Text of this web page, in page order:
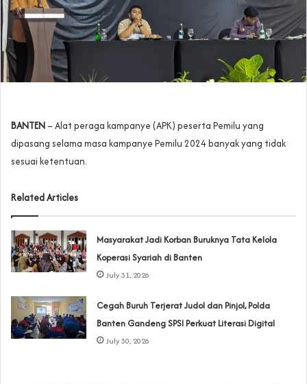
BANTEN – Alat peraga kampanye (APK) peserta Pemilu yang
dipasang selama masa kampanye Pemilu 2024 banyak yang tidak
sesuai ketentuan.
Related Articles
‎Masyarakat Jadi Korban Buruknya Tata Kelola
Koperasi Syariah di Banten
July 31, 2026
Cegah Buruh Terjerat Judol dan Pinjol, Polda
Banten Gandeng SPSI Perkuat Literasi Digital
July 30, 2026